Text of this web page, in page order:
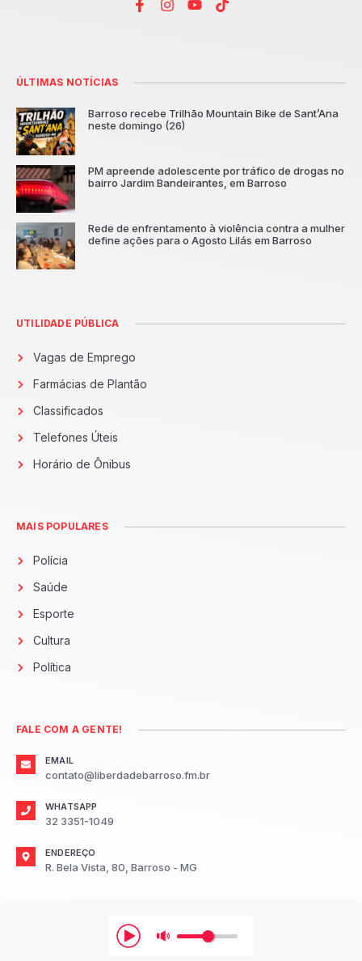
ÚLTIMAS NOTÍCIAS
Barroso recebe Trilhão Mountain Bike de Sant’Ana
neste domingo (26)
PM apreende adolescente por tráfico de drogas no
bairro Jardim Bandeirantes, em Barroso
Rede de enfrentamento à violência contra a mulher
define ações para o Agosto Lilás em Barroso
UTILIDADE PÚBLICA
Vagas de Emprego
Farmácias de Plantão
Classificados
Telefones Úteis
Horário de Ônibus
MAIS POPULARES
Polícia
Saúde
Esporte
Cultura
Política
FALE COM A GENTE!
EMAIL
contato@liberdadebarroso.fm.br
WHATSAPP
32 3351-1049
ENDEREÇO
R. Bela Vista, 80, Barroso - MG
2026 Radio Liberdade FM Barroso.
Todos os direitos reservados.